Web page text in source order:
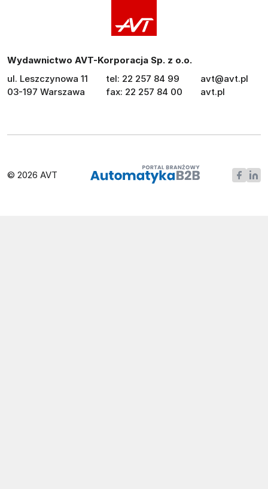
Wydawnictwo AVT-Korporacja Sp. z o.o.
ul. Leszczynowa 11
03-197 Warszawa
tel: 22 257 84 99
fax: 22 257 84 00
avt@avt.pl
avt.pl
© 2026 AVT